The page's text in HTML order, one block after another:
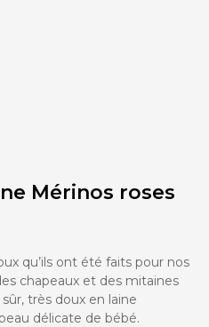
Mérinos roses
qu’ils ont été faits pour nos
chapeaux et des mitaines
très doux en laine
délicate de bébé.